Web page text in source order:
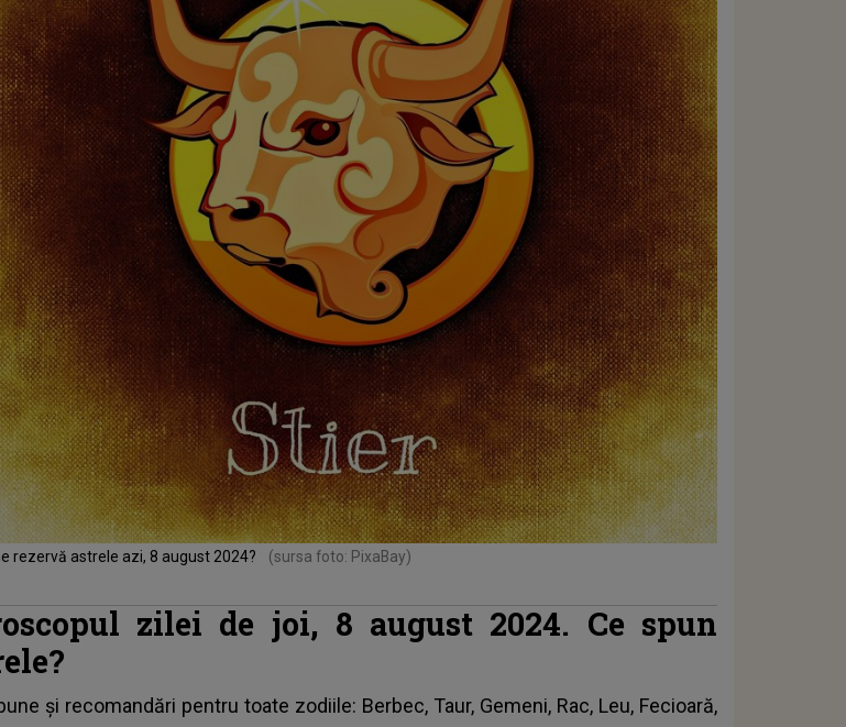
rezervă astrele azi, 8 august 2024? (sursa foto: PixaBay)
zilei de joi, 8 august 2024. Ce spun
și recomandări pentru toate zodiile: Berbec, Taur, Gemeni, Rac, Leu, Fecioară,